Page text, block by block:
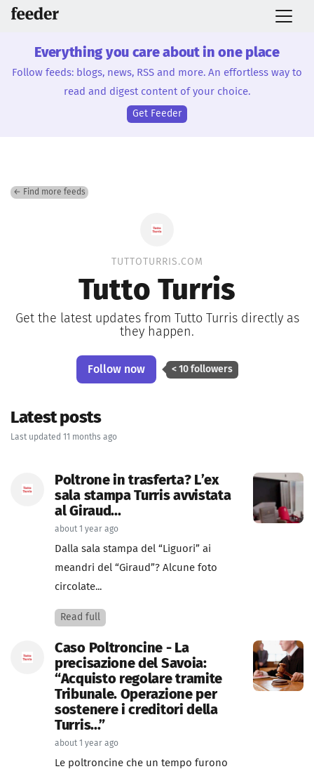
Everything you care about in one place
Follow feeds: blogs, news, RSS and more. An effortless way to
read and digest content of your choice.
Get Feeder
← Find more feeds
TUTTOTURRIS.COM
Tutto Turris
Get the latest updates from Tutto Turris directly as
they happen.
Follow now < 10 followers
Latest posts
Last updated 11 months ago
Poltrone in trasferta? L’ex
sala stampa Turris avvistata
al Giraud...
about 1 year ago
Dalla sala stampa del “Liguori” ai
meandri del “Giraud”? Alcune foto
circolate...
Read full
Caso Poltroncine - La
precisazione del Savoia:
“Acquisto regolare tramite
Tribunale. Operazione per
sostenere i creditori della
Turris...”
about 1 year ago
Le poltroncine che un tempo furono